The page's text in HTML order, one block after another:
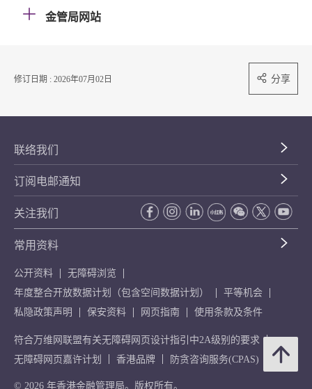
金管局网站
修订日期 : 2026年07月02日 分享
联络我们
订阅电邮通知
关注我们
常用资料
公开资料
无障碍浏览
年度整合开放数据计划（包含空间数据计划）
平等机会
私隐政策声明
保安资料 网页指南 使用条款及条件
符合万维网联盟有关无障碍网页设计指引中2A级别的要求
无障碍网页嘉许计划
香港品牌 防贪咨询服务(CPAS)
© 2026 年香港金融管理局。版权所有。